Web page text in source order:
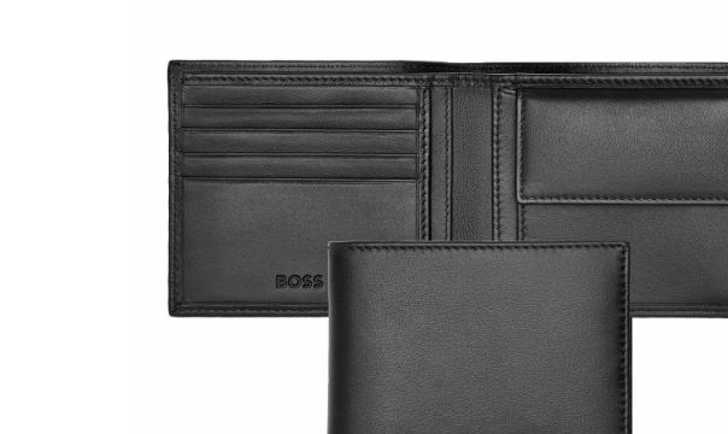
Cele mai vandute